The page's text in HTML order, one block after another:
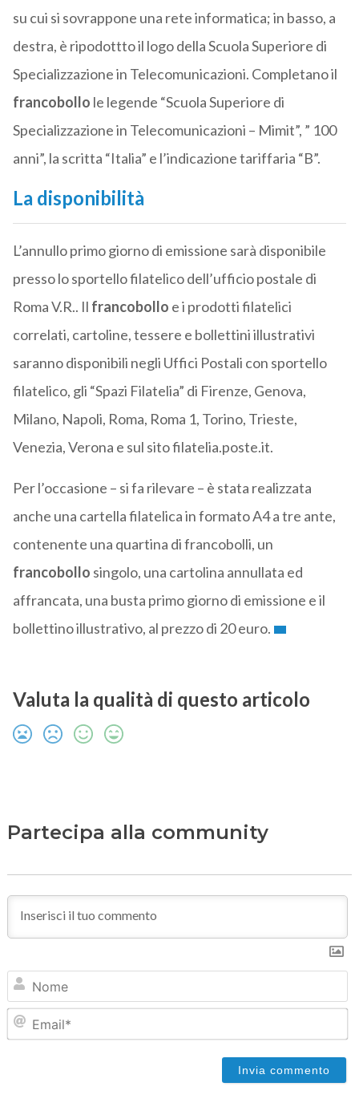
su cui si sovrappone una rete informatica; in basso, a
destra, è ripodottto il logo della Scuola Superiore di
Specializzazione in Telecomunicazioni. Completano il
francobollo le legende “Scuola Superiore di
Specializzazione in Telecomunicazioni – Mimit”, ” 100
anni”, la scritta “Italia” e l’indicazione tariffaria “B”.
La disponibilità
L’annullo primo giorno di emissione sarà disponibile
presso lo sportello filatelico dell’ufficio postale di
Roma V.R.. Il francobollo e i prodotti filatelici
correlati, cartoline, tessere e bollettini illustrativi
saranno disponibili negli Uffici Postali con sportello
filatelico, gli “Spazi Filatelia” di Firenze, Genova,
Milano, Napoli, Roma, Roma 1, Torino, Trieste,
Venezia, Verona e sul sito filatelia.poste.it.
Per l’occasione – si fa rilevare – è stata realizzata
anche una cartella filatelica in formato A4 a tre ante,
contenente una quartina di francobolli, un
francobollo singolo, una cartolina annullata ed
affrancata, una busta primo giorno di emissione e il
bollettino illustrativo, al prezzo di 20 euro.
Valuta la qualità di questo articolo
Partecipa alla community